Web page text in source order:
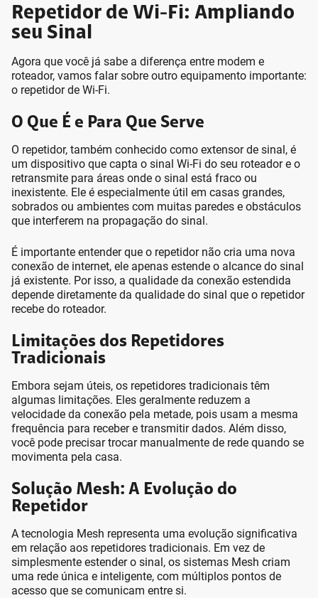
Repetidor de Wi-Fi: Ampliando
seu Sinal
Agora que você já sabe a diferença entre modem e
roteador, vamos falar sobre outro equipamento importante:
o repetidor de Wi-Fi.
O Que É e Para Que Serve
O repetidor, também conhecido como extensor de sinal, é
um dispositivo que capta o sinal Wi-Fi do seu roteador e o
retransmite para áreas onde o sinal está fraco ou
inexistente. Ele é especialmente útil em casas grandes,
sobrados ou ambientes com muitas paredes e obstáculos
que interferem na propagação do sinal.
É importante entender que o repetidor não cria uma nova
conexão de internet, ele apenas estende o alcance do sinal
já existente. Por isso, a qualidade da conexão estendida
depende diretamente da qualidade do sinal que o repetidor
recebe do roteador.
Limitações dos Repetidores
Tradicionais
Embora sejam úteis, os repetidores tradicionais têm
algumas limitações. Eles geralmente reduzem a
velocidade da conexão pela metade, pois usam a mesma
frequência para receber e transmitir dados. Além disso,
você pode precisar trocar manualmente de rede quando se
movimenta pela casa.
Solução Mesh: A Evolução do
Repetidor
A tecnologia Mesh representa uma evolução significativa
em relação aos repetidores tradicionais. Em vez de
simplesmente estender o sinal, os sistemas Mesh criam
uma rede única e inteligente, com múltiplos pontos de
acesso que se comunicam entre si.